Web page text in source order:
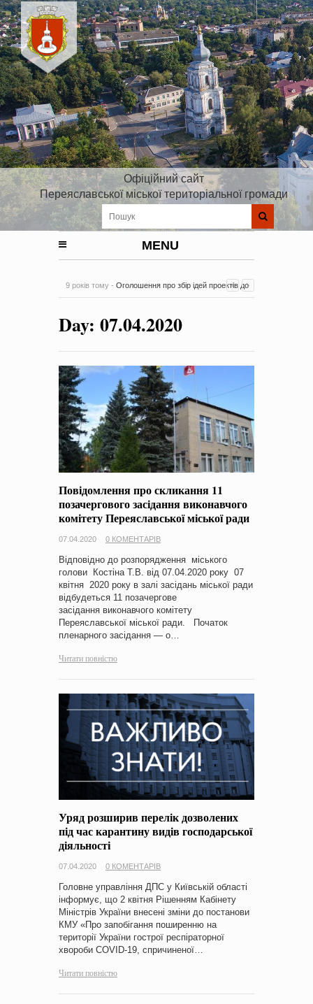
Офіційний сайт
Переяславської міської територіальної громади
MENU
9 років тому - Оголошення про збір ідей проектів до
на період 2018 – 2020 роки Оголошення про збір ідей
проектів
0 Коментарів
Day: 07.04.2020
Повідомлення про скликання 11
позачергового засідання виконавчого
комітету Переяславської міської ради
07.04.2020 0 КОМЕНТАРІВ
Відповідно до розпорядження міського
голови Костіна Т.В. від 07.04.2020 року 07
квітня 2020 року в залі засідань міської ради
відбудеться 11 позачергове
засідання виконавчого комітету
Переяславської міської ради. Початок
пленарного засідання — о…
Читати повністю
Уряд розширив перелік дозволених
під час карантину видів господарської
діяльності
07.04.2020 0 КОМЕНТАРІВ
Головне управління ДПС у Київській області
інформує, що 2 квітня Рішенням Кабінету
Міністрів України внесені зміни до постанови
КМУ «Про запобігання поширенню на
території України гострої респіраторної
хвороби COVID-19, спричиненої…
Читати повністю